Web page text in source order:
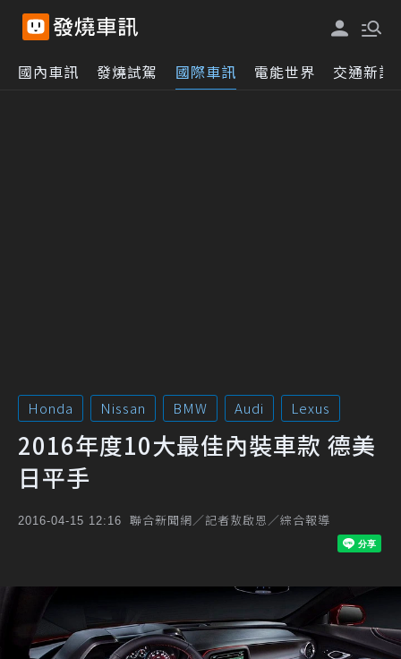
國內車訊 發燒試駕 國際車訊 電能世界 交通新訊
Honda Nissan BMW Audi Lexus
2016年度10大最佳內裝車款 德美
日平手
2016-04-15 12:16 聯合新聞網／記者敖啟恩／綜合報導